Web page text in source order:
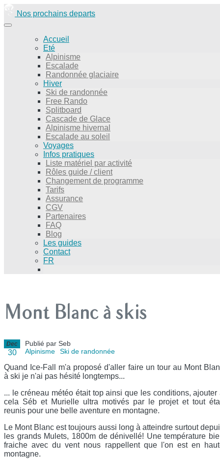
Nos prochains departs
Accueil
Eté
Alpinisme
Escalade
Randonnée glaciaire
Hiver
Ski de randonnée
Free Rando
Splitboard
Cascade de Glace
Alpinisme hivernal
Escalade au soleil
Voyages
Infos pratiques
Liste matériel par activité
Rôles guide / client
Changement de programme
Tarifs
Assurance
CGV
Partenaires
FAQ
Blog
Les guides
Contact
FR
Mont Blanc à skis
Dec
30
Publié par Seb
Alpinisme
Ski de randonnée
Quand Ice-Fall m'a proposé d'aller faire un tour au Mont
à ski je n'ai pas hésité longtemps...
... le créneau météo était top ainsi que les conditions, ajouter
cela Séb et Murielle ultra motivés par le projet et tout
reunis pour une belle aventure en montagne.
Le Mont Blanc est toujours aussi long à atteindre surtout
les grands Mulets, 1800m de dénivellé! Une température
fraiche avec du vent nous rappellent que l'on est en
montagne.